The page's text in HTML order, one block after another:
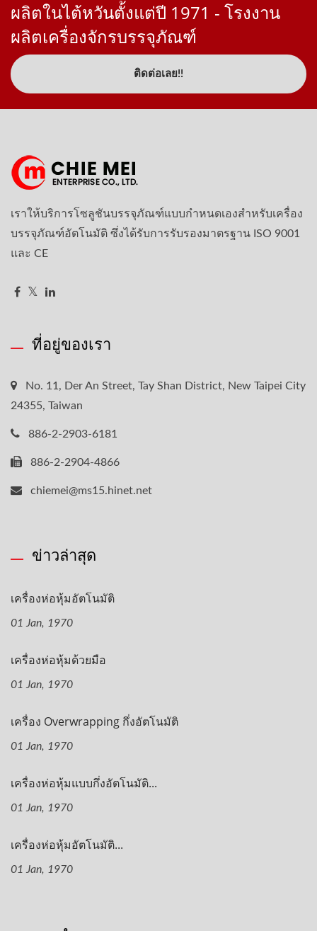
ผลิตในไต้หวันตั้งแต่ปี 1971 - โรงงาน
ผลิตเครื่องจักรบรรจุภัณฑ์
ติดต่อเลย!!
เราให้บริการโซลูชันบรรจุภัณฑ์แบบกำหนดเองสำหรับเครื่อง
บรรจุภัณฑ์อัตโนมัติ ซึ่งได้รับการรับรองมาตรฐาน ISO 9001
และ CE
ที่อยู่ของเรา
No. 11, Der An Street, Tay Shan District, New Taipei City
24355, Taiwan
886-2-2903-6181
886-2-2904-4866
chiemei@ms15.hinet.net
ข่าวล่าสุด
เครื่องห่อหุ้มอัตโนมัติ
01 Jan, 1970
เครื่องห่อหุ้มด้วยมือ
01 Jan, 1970
เครื่อง Overwrapping กึ่งอัตโนมัติ
01 Jan, 1970
เครื่องห่อหุ้มแบบกึ่งอัตโนมัติ...
01 Jan, 1970
เครื่องห่อหุ้มอัตโนมัติ...
01 Jan, 1970